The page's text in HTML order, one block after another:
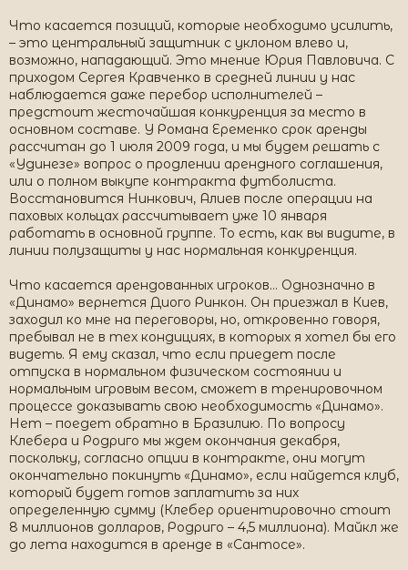
Что касается позиций, которые необходимо усилить,
– это центральный защитник с уклоном влево и,
возможно, нападающий. Это мнение Юрия Павловича. С
приходом Сергея Кравченко в средней линии у нас
наблюдается даже перебор исполнителей –
предстоит жесточайшая конкуренция за место в
основном составе. У Романа Еременко срок аренды
рассчитан до 1 июля 2009 года, и мы будем решать с
«Удинезе» вопрос о продлении арендного соглашения,
или о полном выкупе контракта футболиста.
Восстановится Нинкович, Алиев после операции на
паховых кольцах рассчитывает уже 10 января
работать в основной группе. То есть, как вы видите, в
линии полузащиты у нас нормальная конкуренция.
Что касается арендованных игроков… Однозначно в
«Динамо» вернется Диого Ринкон. Он приезжал в Киев,
заходил ко мне на переговоры, но, откровенно говоря,
пребывал не в тех кондициях, в которых я хотел бы его
видеть. Я ему сказал, что если приедет после
отпуска в нормальном физическом состоянии и
нормальным игровым весом, сможет в тренировочном
процессе доказывать свою необходимость «Динамо».
Нет – поедет обратно в Бразилию. По вопросу
Клебера и Родриго мы ждем окончания декабря,
поскольку, согласно опции в контракте, они могут
окончательно покинуть «Динамо», если найдется клуб,
который будет готов заплатить за них
определенную сумму (Клебер ориентировочно стоит
8 миллионов долларов, Родриго – 4,5 миллиона). Майкл же
до лета находится в аренде в «Сантосе».